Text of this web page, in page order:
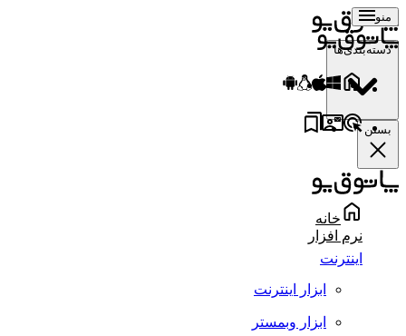
منو
دسته‌بندی‌ها
بستن
خانه
نرم افزار
اینترنت
ابزار اینترنت
ابزار وبمستر